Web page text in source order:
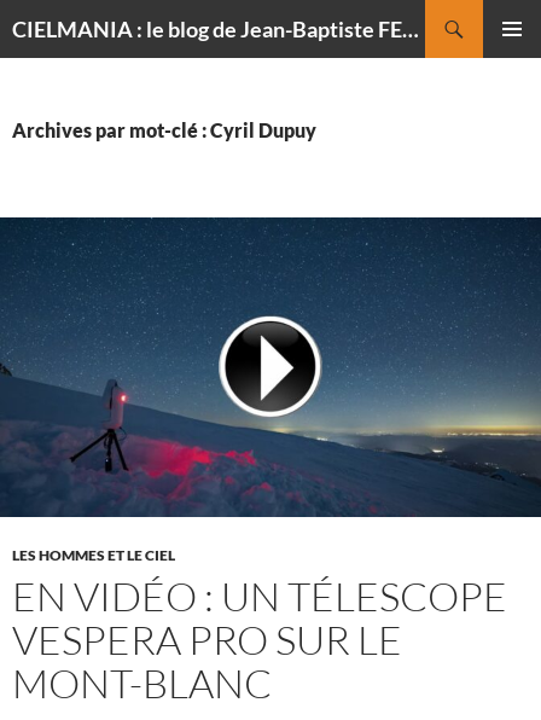
CIELMANIA : le blog de Jean-Baptiste FELDMANN, photographe du ciel
Archives par mot-clé : Cyril Dupuy
LES HOMMES ET LE CIEL
EN VIDÉO : UN TÉLESCOPE
VESPERA PRO SUR LE
MONT-BLANC